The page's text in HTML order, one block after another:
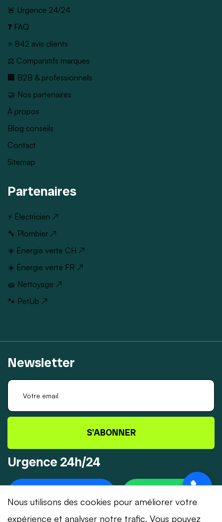
🚨 Urgence 24/24
❓ FAQ
⭐ 842 avis clients
⚖️ Comparatifs marques
🏢 B2B & professionnels
🤝 Nos partenaires
À propos
Blog conseils
Contact
Sitemap
Partenaires
⚡ Électricien ↗
🔧 Plombier ↗
☀️ Énergie verte CH ↗
☀️ Énergie verte FR ↗
🧽 Nettoyage ↗
🐾 PetLib ↗
Newsletter
S'ABONNER
Urgence 24h/24
Nous utilisons des cookies pour améliorer votre
expérience et analyser notre trafic. Vous pouvez